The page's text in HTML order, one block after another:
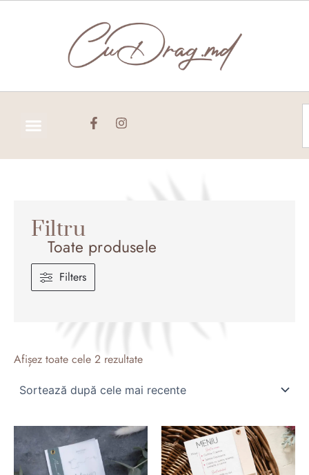
Filtru
Toate produsele
Filters
Afișez toate cele 2 rezultatedupă
recente